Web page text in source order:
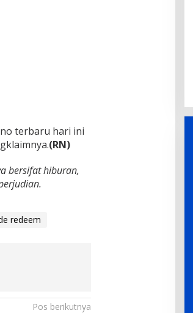
terbaru hari ini
(RN)
bersifat hiburan,
redeem
Pos berikutnya